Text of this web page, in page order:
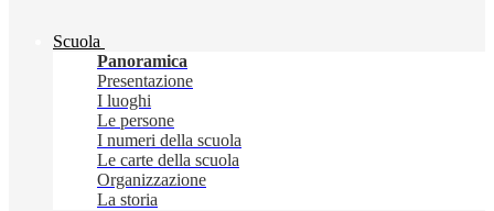
Scuola
Panoramica
Presentazione
I luoghi
Le persone
I numeri della scuola
Le carte della scuola
Organizzazione
La storia